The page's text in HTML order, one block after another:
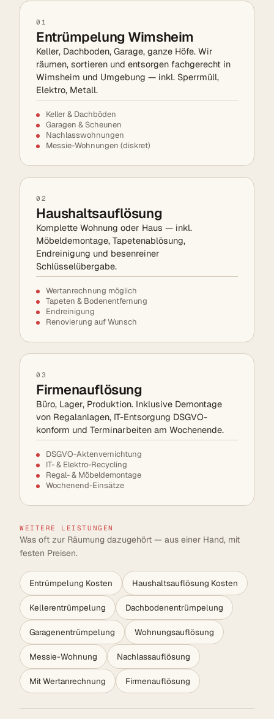
01
Entrümpelung Wimsheim
Keller, Dachboden, Garage, ganze Höfe. Wir
räumen, sortieren und entsorgen fachgerecht in
Wimsheim und Umgebung — inkl. Sperrmüll,
Elektro, Metall.
Keller & Dachböden
Garagen & Scheunen
Nachlasswohnungen
Messie-Wohnungen (diskret)
02
Haushaltsauflösung
Komplette Wohnung oder Haus — inkl.
Möbeldemontage, Tapetenablösung,
Endreinigung und besenreiner
Schlüsselübergabe.
Wertanrechnung möglich
Tapeten & Bodenentfernung
Endreinigung
Renovierung auf Wunsch
03
Firmenauflösung
Büro, Lager, Produktion. Inklusive Demontage
von Regalanlagen, IT-Entsorgung DSGVO-
konform und Terminarbeiten am Wochenende.
DSGVO-Aktenvernichtung
IT- & Elektro-Recycling
Regal- & Möbeldemontage
Wochenend-Einsätze
WEITERE LEISTUNGEN
Was oft zur Räumung dazugehört — aus einer Hand, mit
festen Preisen.
Entrümpelung Kosten Haushaltsauflösung Kosten
Kellerentrümpelung Dachbodenentrümpelung
Garagenentrümpelung Wohnungsauflösung
Messie-Wohnung Nachlassauflösung
Mit Wertanrechnung Firmenauflösung